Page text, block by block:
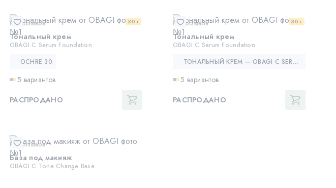
30 г
Нет отзывов
Тональный крем
OBAGI C Serum Foundation
OCHRE 30
5 вариантов
РАСПРОДАНО
30 г
Нет отзывов
Тональный крем
OBAGI C Serum Foundation
ТОНАЛЬНЫЙ КРЕМ — OBAGI C SERUM FOUNDATION
5 вариантов
РАСПРОДАНО
Нет отзывов
База под макияж
OBAGI C Tone Change Base